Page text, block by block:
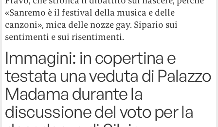
«Sanremo è il festival della musica e delle
canzoni», mica delle nozze gay. Sipario sui
sentimenti e sui risentimenti.
Immagini: in copertina e
testata una veduta di Palazzo
Madama durante la
discussione del voto per la